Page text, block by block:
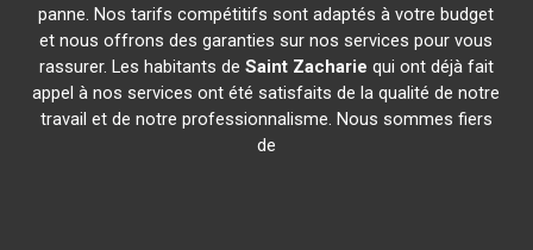
panne. Nos tarifs compétitifs sont adaptés à votre budget
et nous offrons des garanties sur nos services pour vous
rassurer. Les habitants de Saint Zacharie qui ont déjà fait
appel à nos services ont été satisfaits de la qualité de notre
travail et de notre professionnalisme. Nous sommes fiers
de